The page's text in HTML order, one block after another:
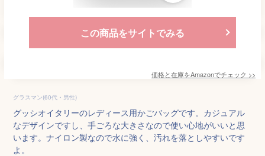
この商品をサイトでみる
価格と在庫をAmazonでチェック >>
グラスマン(60代・男性)
グッシオイタリーのレディース用かごバッグです。カジュアル
なデザインですし、手ごろな大きさなので使い心地がいいと思
います。ナイロン製なので水に強く、汚れを落としやすいです
よ。